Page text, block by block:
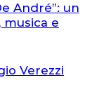
André”: un
e
Verezzi